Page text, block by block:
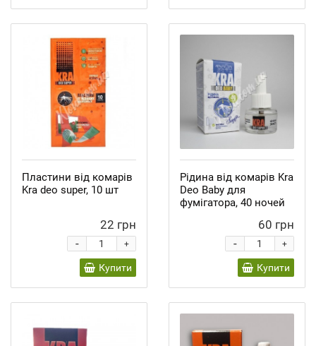
Пластини від комарів
Kra deo super, 10 шт
22 грн
+
-
Купити
Рідина від комарів Kra
Deo Baby для
фумігатора, 40 ночей
60 грн
+
-
Купити